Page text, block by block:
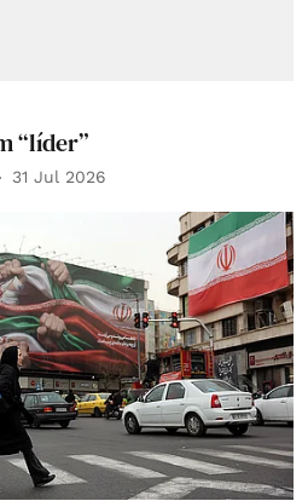
“líder”
31 Jul 2026